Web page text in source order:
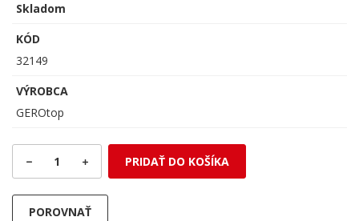
Skladom
KÓD
32149
VÝROBCA
GEROtop
1 PRIDAŤ DO KOŠÍKA
POROVNAŤ